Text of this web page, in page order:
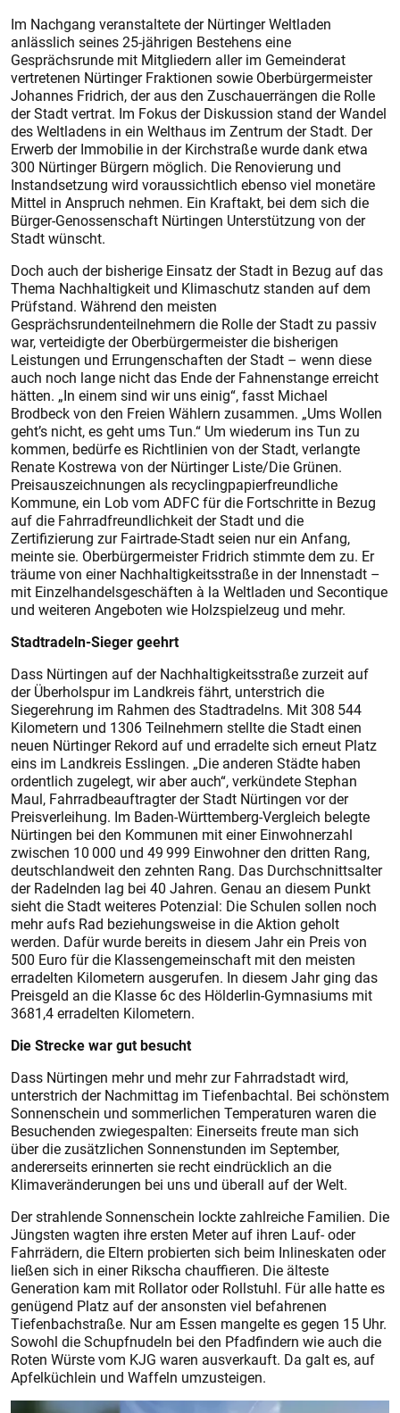
Im Nachgang veranstaltete der Nürtinger Weltladen
anlässlich seines 25-jährigen Bestehens eine
Gesprächsrunde mit Mitgliedern aller im Gemeinderat
vertretenen Nürtinger Fraktionen sowie Oberbürgermeister
Johannes Fridrich, der aus den Zuschauerrängen die Rolle
der Stadt vertrat. Im Fokus der Diskussion stand der Wandel
des Weltladens in ein Welthaus im Zentrum der Stadt. Der
Erwerb der Immobilie in der Kirchstraße wurde dank etwa
300 Nürtinger Bürgern möglich. Die Renovierung und
Instandsetzung wird voraussichtlich ebenso viel monetäre
Mittel in Anspruch nehmen. Ein Kraftakt, bei dem sich die
Bürger-Genossenschaft Nürtingen Unterstützung von der
Stadt wünscht.
Doch auch der bisherige Einsatz der Stadt in Bezug auf das
Thema Nachhaltigkeit und Klimaschutz standen auf dem
Prüfstand. Während den meisten
Gesprächsrundenteilnehmern die Rolle der Stadt zu passiv
war, verteidigte der Oberbürgermeister die bisherigen
Leistungen und Errungenschaften der Stadt – wenn diese
auch noch lange nicht das Ende der Fahnenstange erreicht
hätten. „In einem sind wir uns einig“, fasst Michael
Brodbeck von den Freien Wählern zusammen. „Ums Wollen
geht’s nicht, es geht ums Tun.“ Um wiederum ins Tun zu
kommen, bedürfe es Richtlinien von der Stadt, verlangte
Renate Kostrewa von der Nürtinger Liste/Die Grünen.
Preisauszeichnungen als recyclingpapierfreundliche
Kommune, ein Lob vom ADFC für die Fortschritte in Bezug
auf die Fahrradfreundlichkeit der Stadt und die
Zertifizierung zur Fairtrade-Stadt seien nur ein Anfang,
meinte sie. Oberbürgermeister Fridrich stimmte dem zu. Er
träume von einer Nachhaltigkeitsstraße in der Innenstadt –
mit Einzelhandelsgeschäften à la Weltladen und Secontique
und weiteren Angeboten wie Holzspielzeug und mehr.
Stadtradeln-Sieger geehrt
Dass Nürtingen auf der Nachhaltigkeitsstraße zurzeit auf
der Überholspur im Landkreis fährt, unterstrich die
Siegerehrung im Rahmen des Stadtradelns. Mit 308 544
Kilometern und 1306 Teilnehmern stellte die Stadt einen
neuen Nürtinger Rekord auf und erradelte sich erneut Platz
eins im Landkreis Esslingen. „Die anderen Städte haben
ordentlich zugelegt, wir aber auch“, verkündete Stephan
Maul, Fahrradbeauftragter der Stadt Nürtingen vor der
Preisverleihung. Im Baden-Württemberg-Vergleich belegte
Nürtingen bei den Kommunen mit einer Einwohnerzahl
zwischen 10 000 und 49 999 Einwohner den dritten Rang,
deutschlandweit den zehnten Rang. Das Durchschnittsalter
der Radelnden lag bei 40 Jahren. Genau an diesem Punkt
sieht die Stadt weiteres Potenzial: Die Schulen sollen noch
mehr aufs Rad beziehungsweise in die Aktion geholt
werden. Dafür wurde bereits in diesem Jahr ein Preis von
500 Euro für die Klassengemeinschaft mit den meisten
erradelten Kilometern ausgerufen. In diesem Jahr ging das
Preisgeld an die Klasse 6c des Hölderlin-Gymnasiums mit
3681,4 erradelten Kilometern.
Die Strecke war gut besucht
Dass Nürtingen mehr und mehr zur Fahrradstadt wird,
unterstrich der Nachmittag im Tiefenbachtal. Bei schönstem
Sonnenschein und sommerlichen Temperaturen waren die
Besuchenden zwiegespalten: Einerseits freute man sich
über die zusätzlichen Sonnenstunden im September,
andererseits erinnerten sie recht eindrücklich an die
Klimaveränderungen bei uns und überall auf der Welt.
Der strahlende Sonnenschein lockte zahlreiche Familien. Die
Jüngsten wagten ihre ersten Meter auf ihren Lauf- oder
Fahrrädern, die Eltern probierten sich beim Inlineskaten oder
ließen sich in einer Rikscha chauffieren. Die älteste
Generation kam mit Rollator oder Rollstuhl. Für alle hatte es
genügend Platz auf der ansonsten viel befahrenen
Tiefenbachstraße. Nur am Essen mangelte es gegen 15 Uhr.
Sowohl die Schupfnudeln bei den Pfadfindern wie auch die
Roten Würste vom KJG waren ausverkauft. Da galt es, auf
Apfelküchlein und Waffeln umzusteigen.